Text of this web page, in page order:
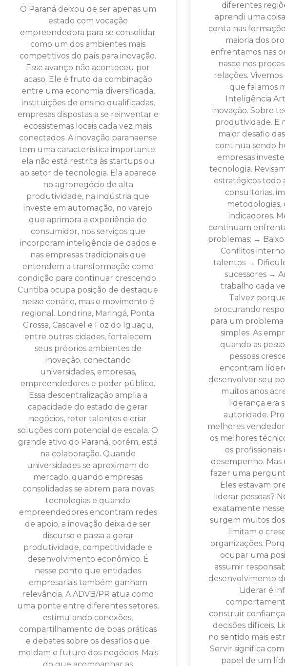
O Paraná deixou de ser apenas um
estado com vocação
empreendedora para se consolidar
como um dos ambientes mais
competitivos do país para inovação.
Esse avanço não aconteceu por
acaso. Ele é fruto da combinação
entre uma economia diversificada,
instituições de ensino qualificadas,
empresas dispostas a se reinventar e
ecossistemas locais cada vez mais
conectados. A inovação paranaense
tem uma característica importante:
ela não está restrita às startups ou
ao setor de tecnologia. Ela aparece
no agronegócio de alta
produtividade, na indústria que
investe em automação, no varejo
que aprimora a experiência do
consumidor, nos serviços que
incorporam inteligência de dados e
nas empresas tradicionais que
entendem a transformação como
condição para continuar crescendo.
Curitiba ocupa posição de destaque
nesse cenário, mas o movimento é
regional. Londrina, Maringá, Ponta
Grossa, Cascavel e Foz do Iguaçu,
entre outras cidades, fortalecem
seus próprios ambientes de
inovação, conectando
universidades, empresas,
empreendedores e poder público.
Essa descentralização amplia a
capacidade do estado de gerar
negócios, reter talentos e criar
soluções com potencial de escala. O
grande ativo do Paraná, porém, está
na colaboração. Quando
universidades se aproximam do
mercado, quando empresas
consolidadas se abrem para novas
tecnologias e quando
empreendedores encontram redes
de apoio, a inovação deixa de ser
discurso e passa a gerar
produtividade, competitividade e
desenvolvimento econômico. É
nesse ponto que entidades
empresariais também ganham
relevância. A ADVB/PR atua como
uma ponte entre diferentes setores,
estimulando conexões,
compartilhamento de boas práticas
e debates sobre os desafios que
moldam o futuro dos negócios. Mais
diferentes
aprendi uma
conta nas
maioria dos
enfrentamos nas
nasce nos
relações.
que falamos
Inteligência
inovação. Sobre
produtividade. E
maior desafio
continua sendo
empresas
tecnologia.
estratégicos todo
consultorias,
metodologias,
indicadores.
continuam
problemas: →
Conflitos
talentos →
sucessores →
trabalho cada
Talvez
procurando
para um
simples. As
quando as
pessoas
encontram
desenvolver seu
muitos anos
liderança era
autoridade.
melhores
os melhores
os
desempenho. Mas
fazer uma
Eles estavam
liderar pessoas?
exatamente
surgem muitos
limitam o
organizações.
ocupar uma
assumir
desenvolvimento
Liderar é
construir
decisões difíceis.
no sentido mais
Servir significa
papel de um